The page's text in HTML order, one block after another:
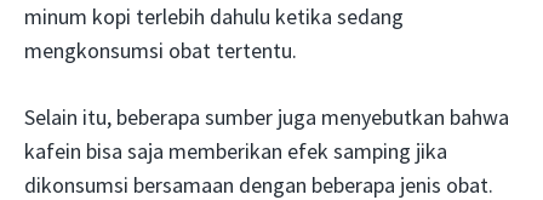
minum kopi terlebih dahulu ketika sedang
mengkonsumsi obat tertentu.
Selain itu, beberapa sumber juga menyebutkan bahwa
kafein bisa saja memberikan efek samping jika
dikonsumsi bersamaan dengan beberapa jenis obat.